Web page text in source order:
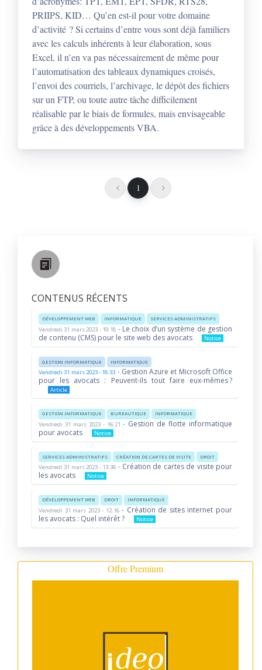
PRIIPS, KID… Qu’en est-il pour votre domaine
d’activité ? Si certains d’entre vous sont déjà familiers
avec les calculs inhérents à leur élaboration, sous
Excel, il n’en va pas nécessairement de même pour
l’automatisation des tableaux dynamiques croisés,
l’envoi des courriels, l’archivage, le dépôt des fichiers
sur un FTP, ou toute autre tâche difficilement
réalisable par le biais de formules, mais envisageable
grâce à des développements VBA.
1
CONTENUS RÉCENTS
DÉVELOPPEMENT WEB INFORMATIQUE SERVICES ADMINISTRATIFS
Vendredi 31 mars 2023 - 19:18 - Le choix d’un système de gestion
de contenu (CMS) pour le site web des avocats
Notice
GESTION INFORMATIQUE INFORMATIQUE
Vendredi 31 mars 2023 - 18:33 - Gestion Azure et Microsoft Office
pour les avocats : Peuvent-ils tout faire eux-mêmes ?
Article
GESTION INFORMATIQUE BUREAUTIQUE INFORMATIQUE
Vendredi 31 mars 2023 - 16:21 - Gestion de flotte informatique
pour avocats
Notice
SERVICES ADMINISTRATIFS CRÉATION DE CARTES DE VISITE DROIT
Vendredi 31 mars 2023 - 13:36 - Création de cartes de visite pour
les avocats
Notice
DÉVELOPPEMENT WEB DROIT INFORMATIQUE
Vendredi 31 mars 2023 - 12:16- Création de sites internet pour
les avocats : Quel intérêt ?
Notice
Offre Premium